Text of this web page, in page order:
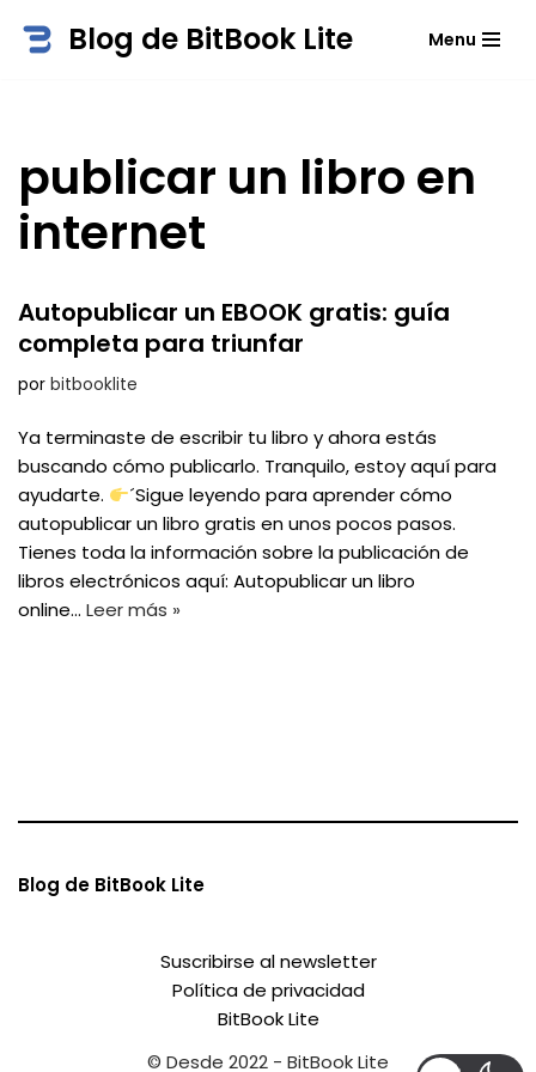
Blog de BitBook Lite Menu
publicar un libro en
internet
Autopublicar un EBOOK gratis: guía
completa para triunfar
por bitbooklite
Ya terminaste de escribir tu libro y ahora estás
buscando cómo publicarlo. Tranquilo, estoy aquí para
ayudarte.
´Sigue leyendo para aprender cómo
autopublicar un libro gratis en unos pocos pasos.
Tienes toda la información sobre la publicación de
libros electrónicos aquí: Autopublicar un libro
online… Leer más »
Blog de BitBook Lite
Suscribirse al newsletter
Política de privacidad
BitBook Lite
© Desde 2022 - BitBook Lite